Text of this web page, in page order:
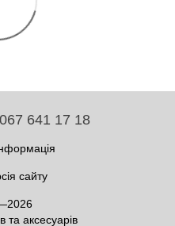
067 641 17 18
сайту
та аксесуарів